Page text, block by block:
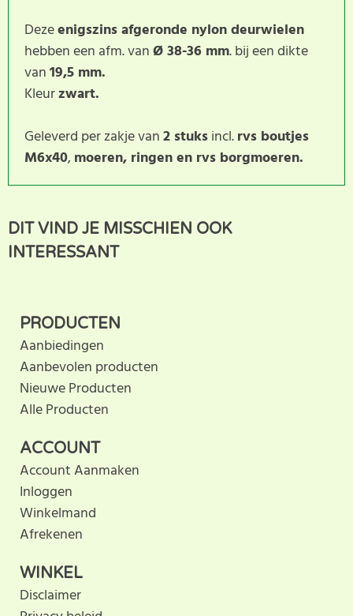
Dezeenigszins afgeronde nylon deurwielen
hebben een afm. vanØ 38-36 mm. bij een dikte
van19,5 mm.
Kleurzwart.
Geleverd per zakje van2 stuksincl.rvs boutjes
M6x40,moeren, ringen en rvs borgmoeren.
SCHRIJF BEOORDELING
Dit product heeft nog geen
klantbeoordeling. U helpt
anderen met hun keuze door uw ervaring te delen.
DIT VIND JE MISSCHIEN OOK
INTERESSANT
ACCOUNT
Account Aanmaken
Inloggen
Winkelmand
Afrekenen
PRODUCTEN
Aanbiedingen
Aanbevolen producten
Nieuwe Producten
Alle Producten
WINKEL
Disclaimer